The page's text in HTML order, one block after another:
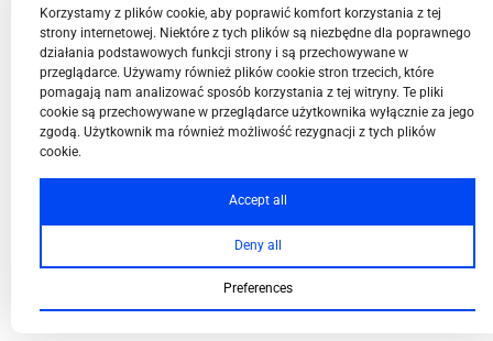
BPN-T Area
BPN-T Offer
Korzystamy z plików cookie, aby poprawić komfort korzystania z tej
strony internetowej. Niektóre z tych plików są niezbędne dla poprawnego
działania podstawowych funkcji strony i są przechowywane w
przeglądarce. Używamy również plików cookie stron trzecich, które
pomagają nam analizować sposób korzystania z tej witryny. Te pliki
cookie są przechowywane w przeglądarce użytkownika wyłącznie za jego
zgodą. Użytkownik ma również możliwość rezygnacji z tych plików
cookie.
Accept all
Deny all
Preferences